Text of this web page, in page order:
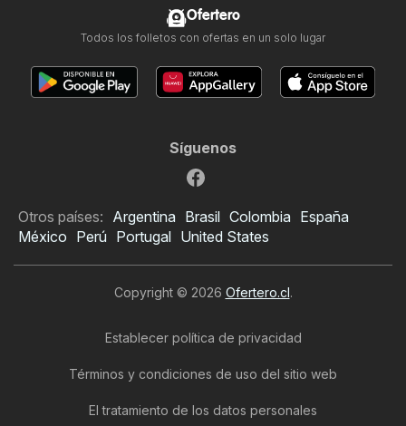
Folleto de Alvi
Ofertero
Todos los folletos con ofertas en un solo lugar
Síguenos
Otros países: Argentina Brasil Colombia España
México Perú Portugal United States
Copyright © 2026 Ofertero.cl.
Establecer política de privacidad
Términos y condiciones de uso del sitio web
El tratamiento de los datos personales